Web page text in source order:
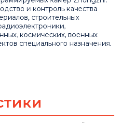
и контроль качества
строительных
космических, военных
специального назначения.